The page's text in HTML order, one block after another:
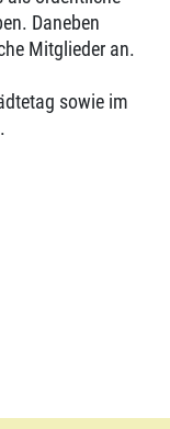
Daneben
Mitglieder an.
sowie im